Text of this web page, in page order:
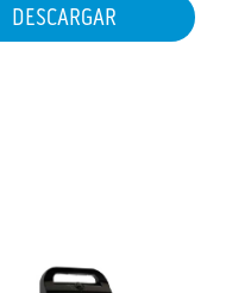
DESCARGAR